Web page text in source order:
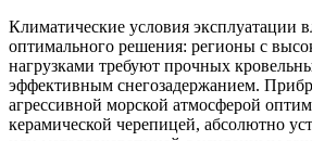
Климатические условия эксплуатации
оптимального решения: регионы с
нагрузками требуют прочных
эффективным снегозадержанием.
агрессивной морской атмосферой
керамической черепицей, абсолютно